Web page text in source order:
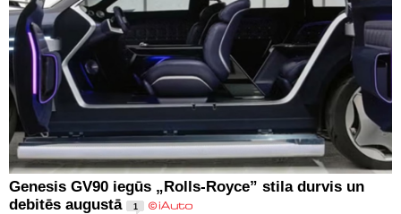
Genesis GV90 iegūs „Rolls-Royce” stila durvis un
debitēs augustā
1